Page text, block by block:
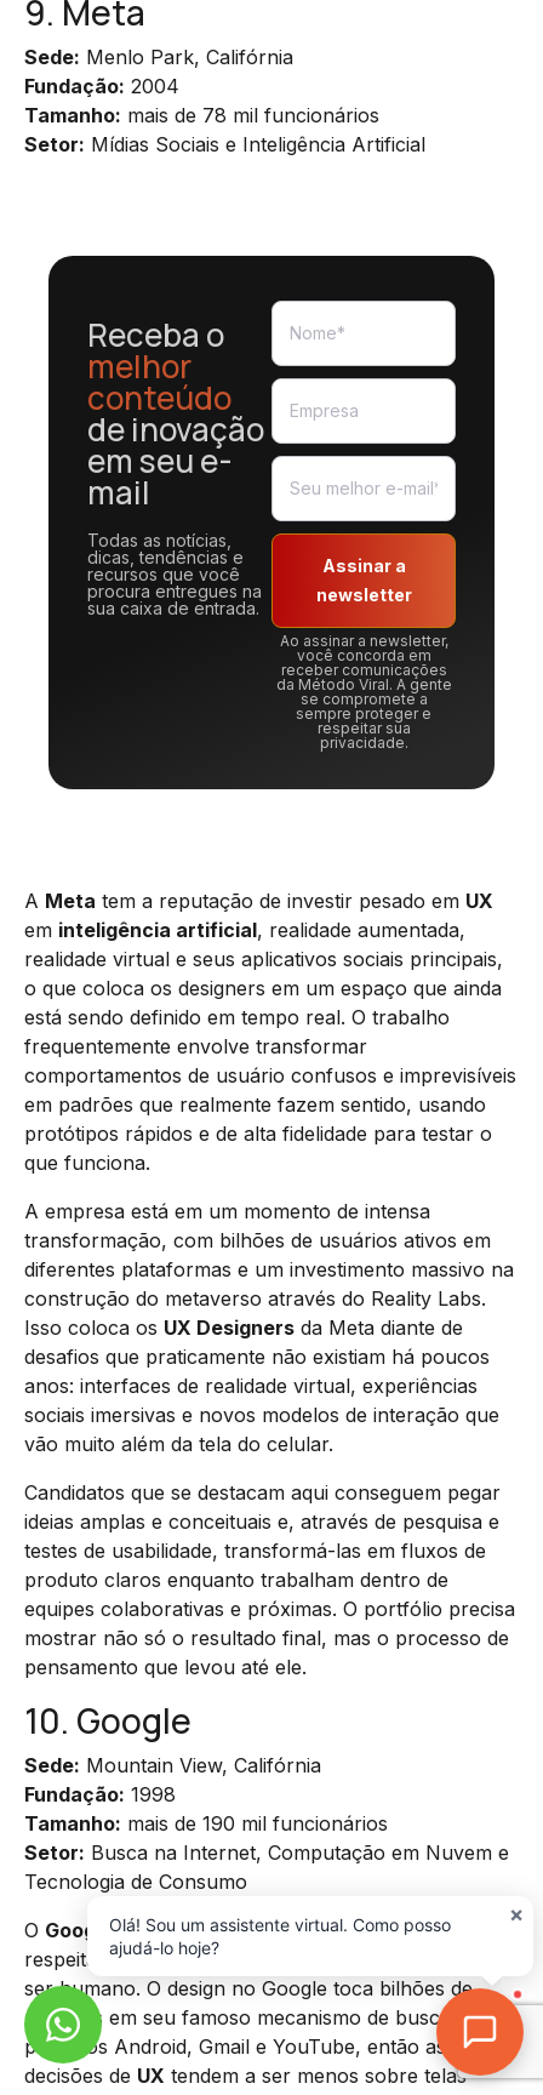
9. Meta
Sede: Menlo Park, Califórnia
Fundação: 2004
Tamanho: mais de 78 mil funcionários
Setor: Mídias Sociais e Inteligência Artificial
Receba o
melhor
conteúdo
de inovação
em seu e-
mail
Todas as notícias,
dicas, tendências e
recursos que você
procura entregues na
sua caixa de entrada.
Assinar a
newsletter
Ao assinar a newsletter,
você concorda em
receber comunicações
da Método Viral. A gente
se compromete a
sempre proteger e
respeitar sua
privacidade.
A Meta tem a reputação de investir pesado em UX
em inteligência artificial, realidade aumentada,
realidade virtual e seus aplicativos sociais principais,
o que coloca os designers em um espaço que ainda
está sendo definido em tempo real. O trabalho
frequentemente envolve transformar
comportamentos de usuário confusos e imprevisíveis
em padrões que realmente fazem sentido, usando
protótipos rápidos e de alta fidelidade para testar o
que funciona.
A empresa está em um momento de intensa
transformação, com bilhões de usuários ativos em
diferentes plataformas e um investimento massivo na
construção do metaverso através do Reality Labs.
Isso coloca os UX Designers da Meta diante de
desafios que praticamente não existiam há poucos
anos: interfaces de realidade virtual, experiências
sociais imersivas e novos modelos de interação que
vão muito além da tela do celular.
Candidatos que se destacam aqui conseguem pegar
ideias amplas e conceituais e, através de pesquisa e
testes de usabilidade, transformá-las em fluxos de
produto claros enquanto trabalham dentro de
equipes colaborativas e próximas. O portfólio precisa
mostrar não só o resultado final, mas o processo de
pensamento que levou até ele.
10. Google
Sede: Mountain View, Califórnia
Fundação: 1998
Tamanho: mais de 190 mil funcionários
Setor: Busca na Internet, Computação em Nuvem e
Tecnologia de Consumo
O Googleé, há décadas, uma das referências mais
respeitadas quando o assunto é
ser humano. O design no Google toca bilhões de
usuários em seu famoso mecanismo de busca,
produtos Android, Gmail e YouTube, então as
decisões de UX tendem a ser menos sobre telas
×
Olá! Sou um assistente virtual. Como posso
ajudá-lo hoje?